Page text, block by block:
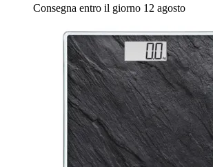
Consegna entro il giorno 12 agosto